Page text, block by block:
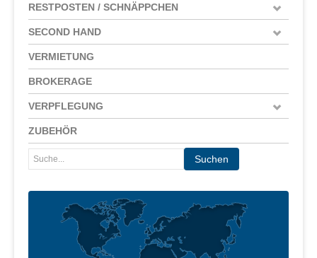
RESTPOSTEN / SCHNÄPPCHEN
SECOND HAND
VERMIETUNG
BROKERAGE
VERPFLEGUNG
ZUBEHÖR